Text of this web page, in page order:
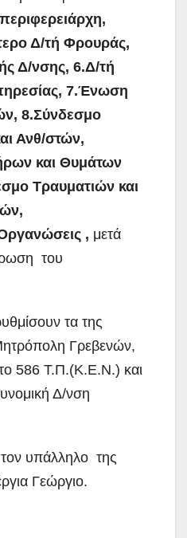
Δ/τή Φρουράς,
Δ/νσης, 6.Δ/τή
7.Ένωση
8.Σύνδεσμο
Ανθ/στών,
και Θυμάτων
Τραυματιών και
, μετά
του
τα της
Γρεβενών,
586 Τ.Π.(Κ.Ε.Ν.) και
Δ/νση
τoν υπάλληλο της
Γεώργιο.